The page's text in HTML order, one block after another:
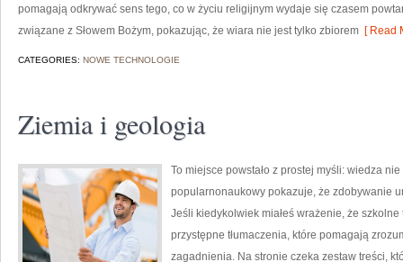
pomagają odkrywać sens tego, co w życiu religijnym wydaje się czasem
związane z Słowem Bożym, pokazując, że wiara nie jest tylko zbiorem [ Read
CATEGORIES: NOWE TECHNOLOGIE
Ziemia i geologia
To miejsce powstało z prostej myśli: wiedza
popularnonaukowy pokazuje, że zdobywanie
Jeśli kiedykolwiek miałeś wrażenie, że
przystępne tłumaczenia, które pomagają
zagadnienia. Na stronie czeka zestaw treści,